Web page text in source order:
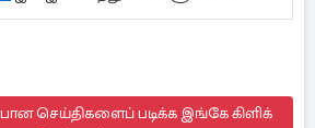
செய்திகளைப் படிக்க இங்கே கிளிக்